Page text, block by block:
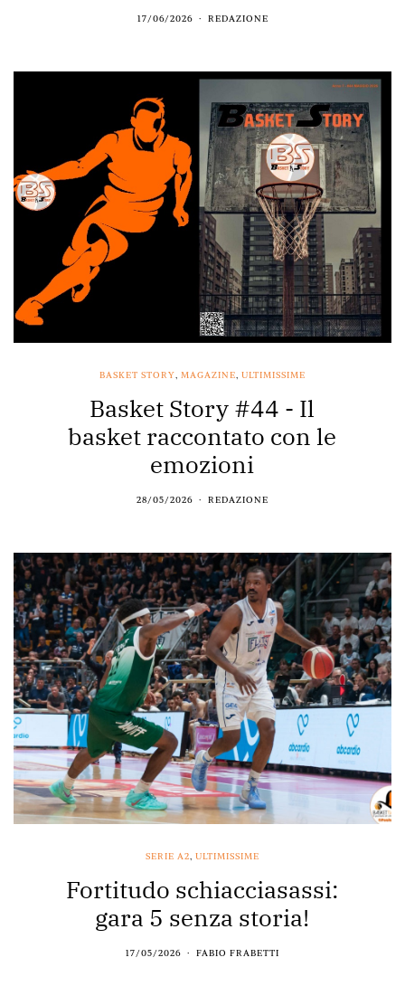
17/06/2026 REDAZIONE
BASKET STORY, MAGAZINE, ULTIMISSIME
Basket Story #44 - Il
basket raccontato con le
emozioni
28/05/2026 REDAZIONE
SERIE A2, ULTIMISSIME
Fortitudo schiacciasassi:
gara 5 senza storia!
17/05/2026 FABIO FRABETTI